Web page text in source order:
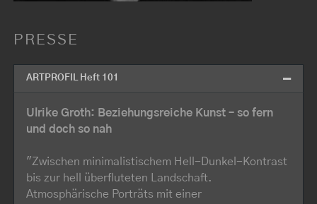
PRESSE
ARTPROFIL Heft 101
Ulrike Groth: Beziehungsreiche Kunst – so fern
und doch so nah
"Zwischen minimalistischem Hell-Dunkel-Kontrast
bis zur hell überfluteten Landschaft.
Atmosphärische Porträts mit einer